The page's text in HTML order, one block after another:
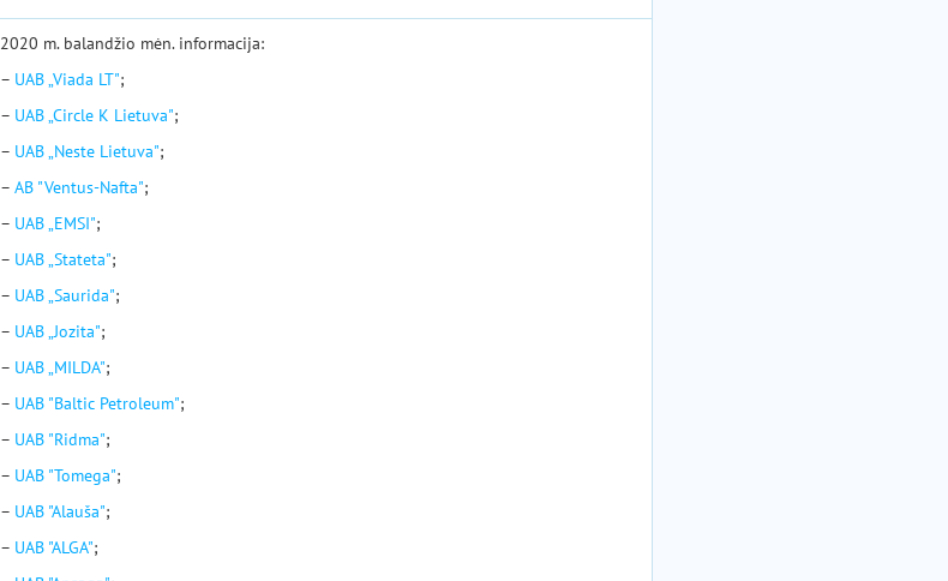
2020 m. balandžio mėn. informacija:
– UAB „Viada LT";
– UAB „Circle K Lietuva";
– UAB „Neste Lietuva";
– AB "Ventus-Nafta";
– UAB „EMSI";
– UAB „Stateta";
– UAB „Saurida";
– UAB „Jozita";
– UAB „MILDA";
– UAB "Baltic Petroleum";
– UAB "Ridma";
– UAB "Tomega";
– UAB "Alauša";
– UAB "ALGA";